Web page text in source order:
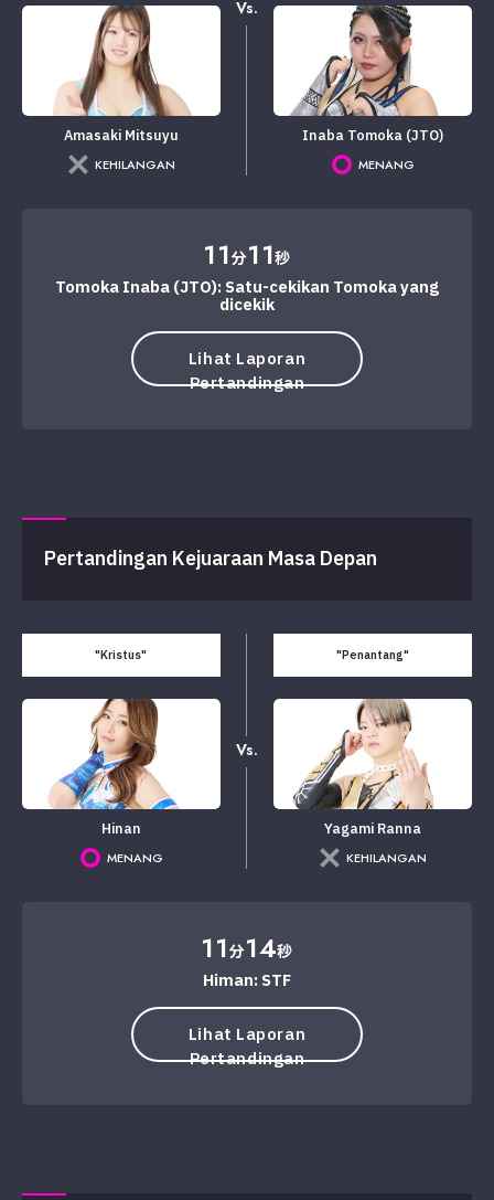
Amasaki Mitsuyu
KEHILANGAN
Vs.
Inaba Tomoka (JTO)
MENANG
11分11秒
Tomoka Inaba (JTO): Satu-cekikan Tomoka yang
dicekik
Lihat Laporan
Pertandingan
Pertandingan Kejuaraan Masa Depan
"Kristus"
Hinan
MENANG
Vs.
"Penantang"
Yagami Ranna
KEHILANGAN
11分14秒
Himan: STF
Lihat Laporan
Pertandingan